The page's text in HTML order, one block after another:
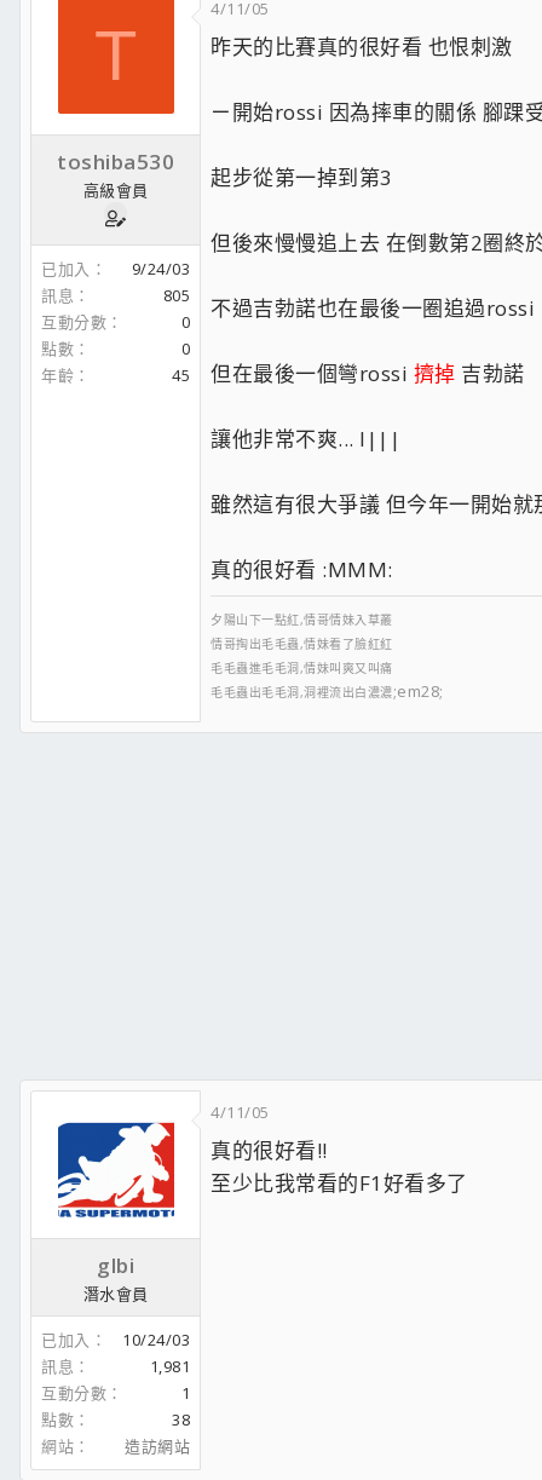
T
toshiba530
高級會員
已加入
9/24/03
訊息
805
互動分數
0
點數
0
年齡
45
4/11/05
昨天的比賽真的很好看 也恨刺激
ㄧ開始rossi 因為摔車的關係 腳踝
起步從第一掉到第3
但後來慢慢追上去 在倒數第2圈終
不過吉勃諾也在最後一圈追過rossi
但在最後一個彎rossi 擠掉 吉勃諾
讓他非常不爽... l|||
雖然這有很大爭議 但今年一開始就
真的很好看 :MMM:
夕陽山下一點紅,情哥情妹入草叢
情哥掏出毛毛蟲,情妹看了臉紅紅
毛毛蟲進毛毛洞,情妹叫爽又叫痛
毛毛蟲出毛毛洞,洞裡流出白濃濃;em28;
glbi
潛水會員
已加入
10/24/03
訊息
1,981
互動分數
1
點數
38
網站
造訪網站
4/11/05
真的很好看!!
至少比我常看的F1好看多了